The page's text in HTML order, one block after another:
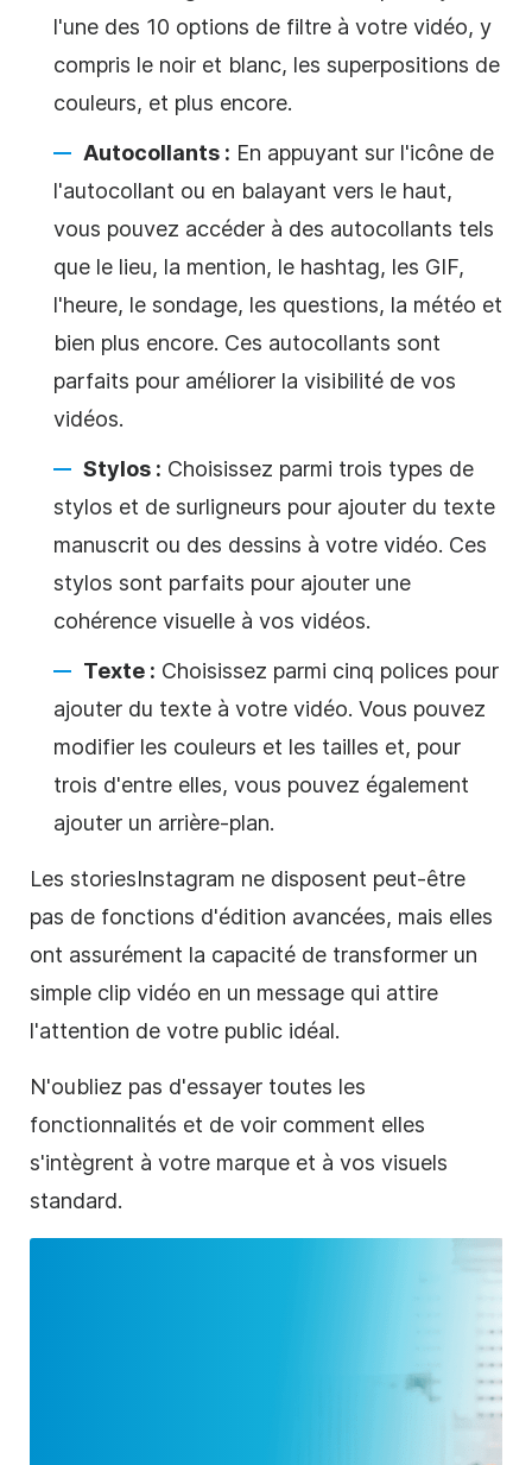
l'une des 10 options de filtre à votre vidéo, y
compris le noir et blanc, les superpositions de
couleurs, et plus encore.
Autocollants : En appuyant sur l'icône de
l'autocollant ou en balayant vers le haut,
vous pouvez accéder à des autocollants tels
que le lieu, la mention, le hashtag, les GIF,
l'heure, le sondage, les questions, la météo et
bien plus encore. Ces autocollants sont
parfaits pour améliorer la visibilité de vos
vidéos.
Stylos : Choisissez parmi trois types de
stylos et de surligneurs pour ajouter du texte
manuscrit ou des dessins à votre vidéo. Ces
stylos sont parfaits pour ajouter une
cohérence visuelle à vos vidéos.
Texte : Choisissez parmi cinq polices pour
ajouter du texte à votre vidéo. Vous pouvez
modifier les couleurs et les tailles et, pour
trois d'entre elles, vous pouvez également
ajouter un arrière-plan.
Les storiesInstagram ne disposent peut-être
pas de fonctions d'édition avancées, mais elles
ont assurément la capacité de transformer un
simple clip vidéo en un message qui attire
l'attention de votre public idéal.
N'oubliez pas d'essayer toutes les
fonctionnalités et de voir comment elles
s'intègrent à votre marque et à vos visuels
standard.